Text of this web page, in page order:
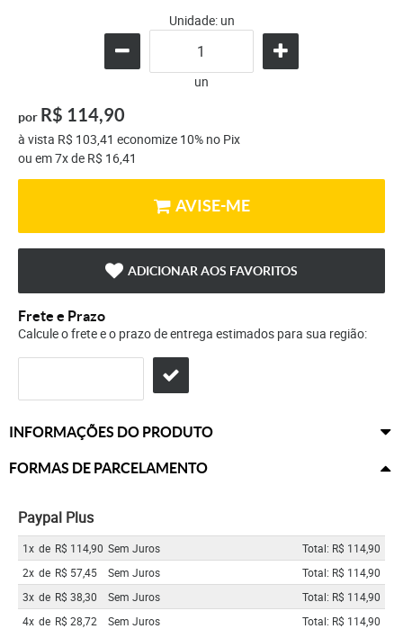
Unidade: un
un
por R$ 114,90
à vista R$ 103,41 economize 10% no Pix
ou em7xde R$ 16,41
AVISE-ME
ADICIONAR AOS FAVORITOS
Frete e Prazo
Calcule o frete e o prazo de entrega estimados para sua região:
INFORMAÇÕES DO PRODUTO
FORMAS DE PARCELAMENTO
Paypal Plus
1x de R$ 114,90 Sem Juros
Total: R$ 114,90
2x de R$ 57,45 Sem Juros
Total: R$ 114,90
3x de R$ 38,30 Sem Juros
Total: R$ 114,90
4x de R$ 28,72 Sem Juros
Total: R$ 114,90